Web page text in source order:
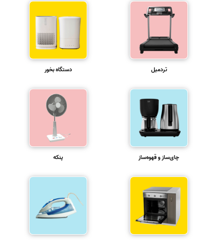
تردمیل دستگاه بخور
چای‌ساز و قهوه‌ساز پنکه